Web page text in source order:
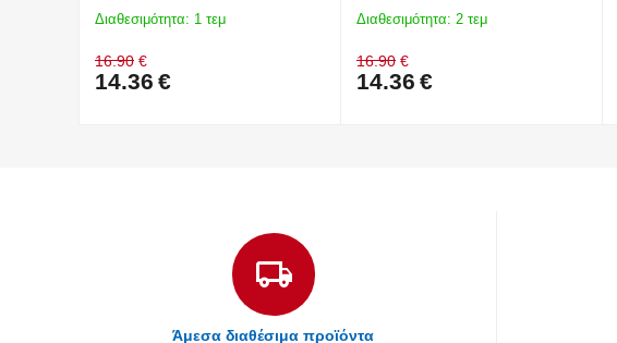
Διαθεσιμότητα: 1 τεμ
16.90 €
14.36 €
Διαθεσιμότητα: 2 τεμ
16.90 €
14.36 €
Άμεσα διαθέσιμα προϊόντα